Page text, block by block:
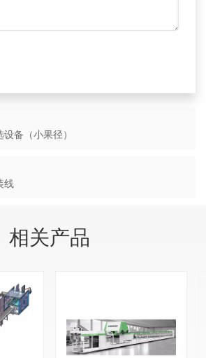
备（小果径）
线
相关产品